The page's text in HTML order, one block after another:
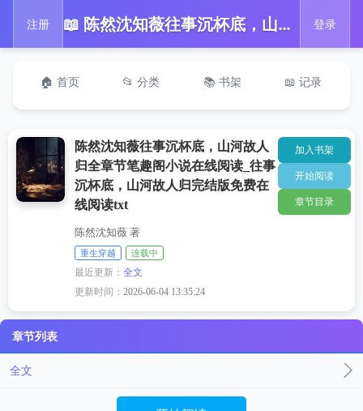
注册 📖 陈然沈知薇往事沉杯底，山河故人归全章节笔趣阁小说在线阅读_往事沉杯底，山河故人归完结版免费在线阅读txt 登录
🏠 首页 📂 分类 📚 书架 📖 记录
陈然沈知薇往事沉杯底，山河故人
归全章节笔趣阁小说在线阅读_往事
沉杯底，山河故人归完结版免费在
线阅读txt
陈然沈知薇 著
重生穿越 连载中
最近更新：全文
更新时间：2026-06-04 13:35:24
加入书架
开始阅读
章节目录
章节列表
全文